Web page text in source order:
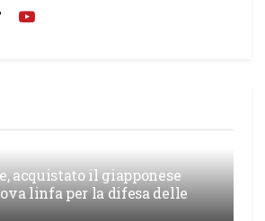
acquistato il giapponese
linfa per la difesa delle